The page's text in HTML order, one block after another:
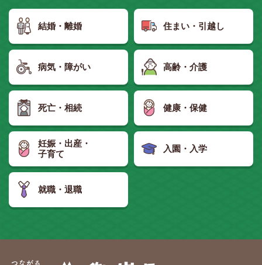
結婚・離婚 住まい・引越し
病気・障がい 高齢・介護
死亡・相続 健康・保健
妊娠・出産・
子育て
入園・入学
就職・退職